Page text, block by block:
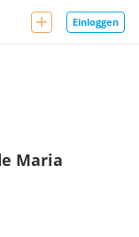
Einloggen
Maria